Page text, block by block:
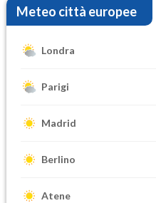
Meteo città europee
Londra
Parigi
Madrid
Berlino
Atene